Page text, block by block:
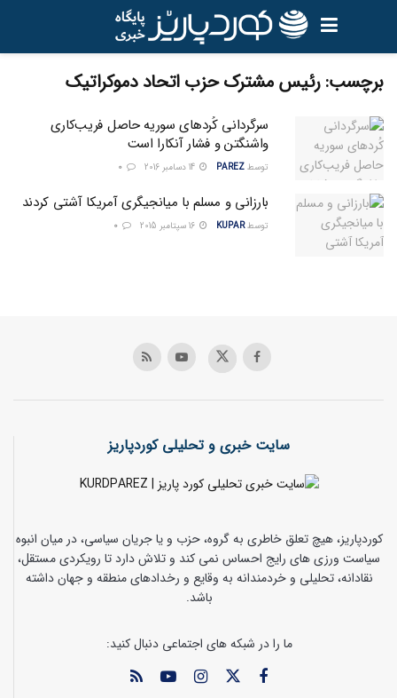
برچسب:رئیس مشترک حزب اتحاد دموکراتیک
سرگردانی کُردهای سوریه حاصل فریب‌کاری
واشنگتن و فشار آنکارا است
توسط PAREZ
بارزانی و مسلم با میانجیگری آمریکا آشتی کردند
توسط KUPAR
سایت خبری و تحلیلی کوردپاریز
کوردپاریز، هیچ تعلق خاطری به گروه، حزب و یا جریان سیاسی، در میان انبوه
سیاست ورزی های رایج احساس نمی کند و تلاش دارد تا رویکردی مستقل،
نقادانه، تحلیلی و خردمندانه به وقایع و رخدادهای منطقه و جهان داشته
باشد.
ما را در شبکه های اجتماعی دنبال کنید: